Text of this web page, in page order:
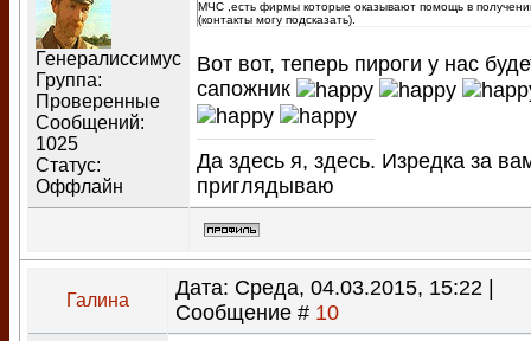
Генералиссимус
Группа:
Проверенные
Сообщений:
1025
Статус:
Оффлайн
МЧС ,есть фирмы которые оказывают помощь в
(контакты могу подсказать).
Вот вот, теперь пироги у нас
сапожник
Да здесь я, здесь. Изредка за
приглядываю
Галина
Дата: Среда, 04.03.2015, 15:22 |
Сообщение # 10